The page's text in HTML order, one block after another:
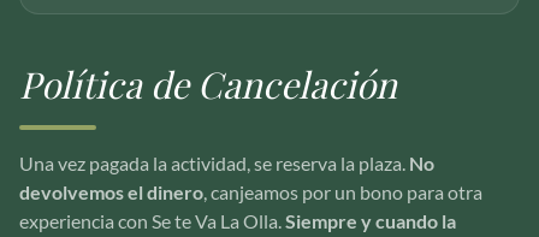
Política de Cancelación
Una vez pagada la actividad, se reserva la plaza. No
devolvemos el dinero, canjeamos por un bono para otra
experiencia con Se te Va La Olla.Siempre y cuando la